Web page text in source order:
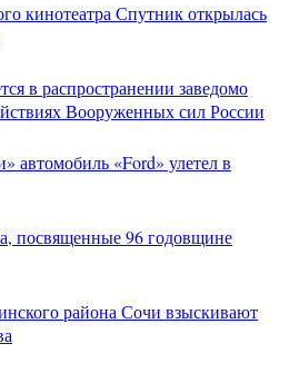
кинотеатра Спутник открылась
в распространении заведомо
Вооруженных сил России
автомобиль «Ford» улетел в
посвященные 96 годовщине
района Сочи взыскивают